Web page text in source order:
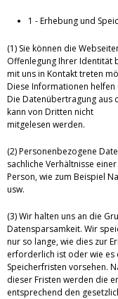
1 - Erhebung und
(1) Sie können die
Offenlegung Ihrer Identität
mit uns in Kontakt treten
Diese Informationen
Die Datenübertragung aus
kann von Dritten nicht
mitgelesen werden.
(2) Personenbezogene
sachliche Verhältnisse
Person, wie zum Beispiel
usw.
(3) Wir halten uns an die
Datensparsamkeit. Wir
nur so lange, wie dies zur
erforderlich ist oder wie es
Speicherfristen vorsehen.
dieser Fristen werden die
entsprechend den